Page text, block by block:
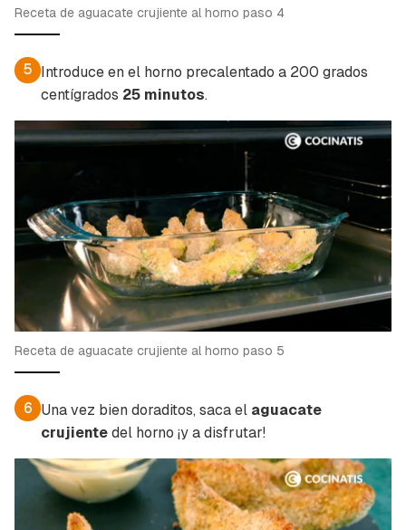
Receta de aguacate crujiente al horno paso 4
5 Introduce en el horno precalentado a 200 grados
centígrados 25 minutos.
Receta de aguacate crujiente al horno paso 5
6 Una vez bien doraditos, saca el aguacate
crujientedel horno ¡y a disfrutar!